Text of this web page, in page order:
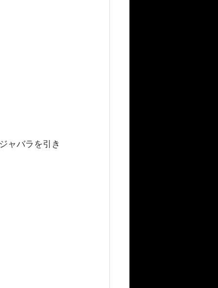
ャバラを引き